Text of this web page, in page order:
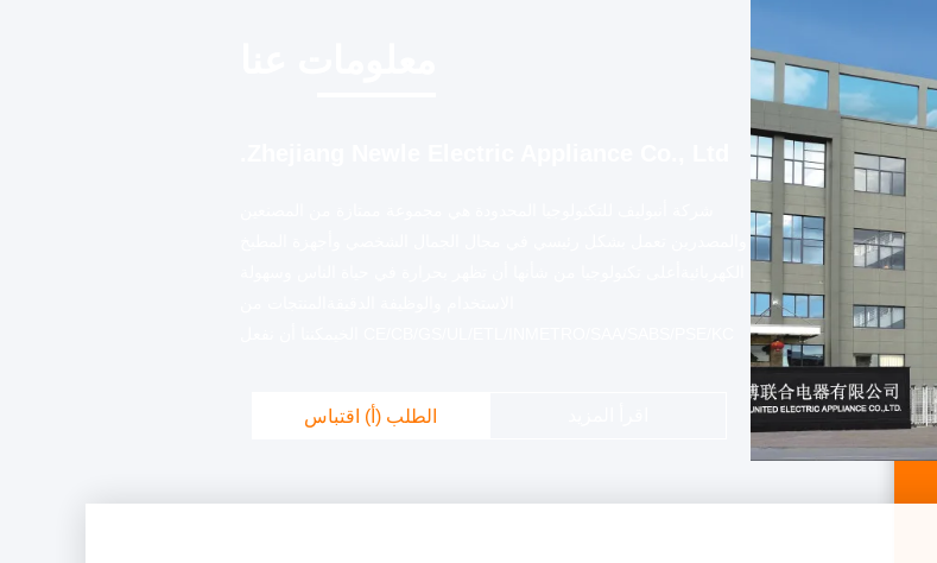
أنبو.إن نمو أنبو يحتاج إلى اقتراحاتكم وتعاونكم" وأشبعنا لكم يومًا ".!...
الطلب (أ) اقتباس